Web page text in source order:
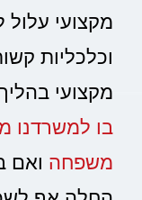
מקצועי
וכלכליות
מקצועי
בו למשרדנו
משפחה ואם